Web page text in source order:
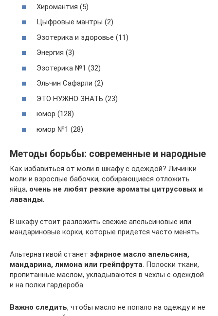
Хиромантия (5)
Цыфровые мантры (2)
Эзотерика и здоровье (11)
Энергия (3)
Эзотерика №1 (32)
Эльчин Сафарли (2)
ЭТО НУЖНО ЗНАТЬ (23)
юмор (128)
юмор №1 (28)
Методы борьбы: современные и народные
Как избавиться от моли в шкафу с одеждой? Личинки
моли и взрослые бабочки, собирающиеся отложить
яйца, очень не любят резкие ароматы цитрусовых и
лаванды.
В шкафу стоит разложить свежие апельсиновые или
мандариновые корки, которые придется часто менять.
Альтернативой станет эфирное масло апельсина,
мандарина, лимона или грейпфрута. Полоски ткани,
пропитанные маслом, укладываются в чехлы с одеждой
и на полки гардероба.
Важно следить, чтобы масло не попало на одежду и не